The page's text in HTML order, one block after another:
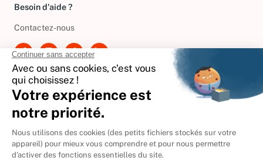
Besoin d'aide ?
Contactez-nous
International
🇪🇸 Espagne
🇩🇪Allemagne
🇮🇹 Italie